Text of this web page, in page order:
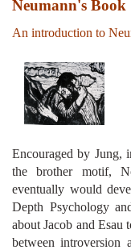
Neumann's Book
An introduction to
Encouraged by Jung,
the brother motif,
eventually would
Depth Psychology
about Jacob and Esau
between introversion